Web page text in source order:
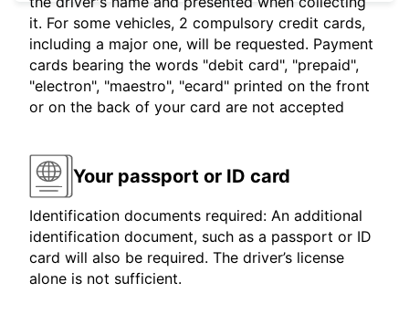
it. For some vehicles, 2 compulsory credit cards,
including a major one, will be requested. Payment
cards bearing the words "debit card", "prepaid",
"electron", "maestro", "ecard" printed on the front
or on the back of your card are not accepted
Your passport or ID card
Identification documents required: An additional
identification document, such as a passport or ID
card will also be required. The driver’s license
alone is not sufficient.